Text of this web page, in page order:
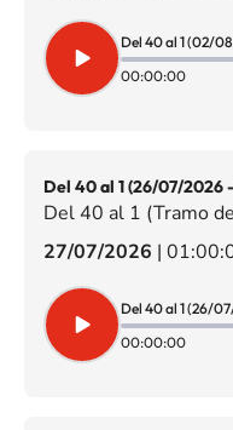
00:00:00
Del 40 al 1 (26/07/2026
Del 40 al 1 (Tramo
27/07/2026 |
00:00:00